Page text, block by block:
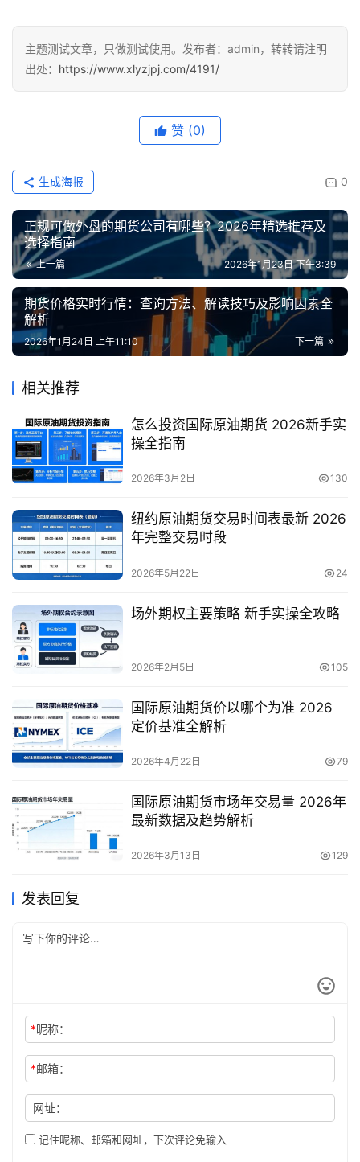
主题测试文章，只做测试使用。发布者：admin，转转请注明
出处： https://www.xlyzjpj.com/4191/
赞 (0)
0
生成海报
正规可做外盘的期货公司有哪些？2026年精选推荐及
选择指南
上一篇 2026年1月23日 下午3:39
期货价格实时行情：查询方法、解读技巧及影响因素全
解析
下一篇
2026年1月24日 上午11:10
相关推荐
怎么投资国际原油期货 2026新手实
操全指南
2026年3月2日 130
纽约原油期货交易时间表最新 2026
年完整交易时段
2026年5月22日 24
场外期权主要策略 新手实操全攻略
2026年2月5日 105
国际原油期货价以哪个为准 2026
定价基准全解析
2026年4月22日 79
国际原油期货市场年交易量 2026年
最新数据及趋势解析
2026年3月13日 129
发表回复
*昵称：
*邮箱：
网址：
记住昵称、邮箱和网址，下次评论免输入